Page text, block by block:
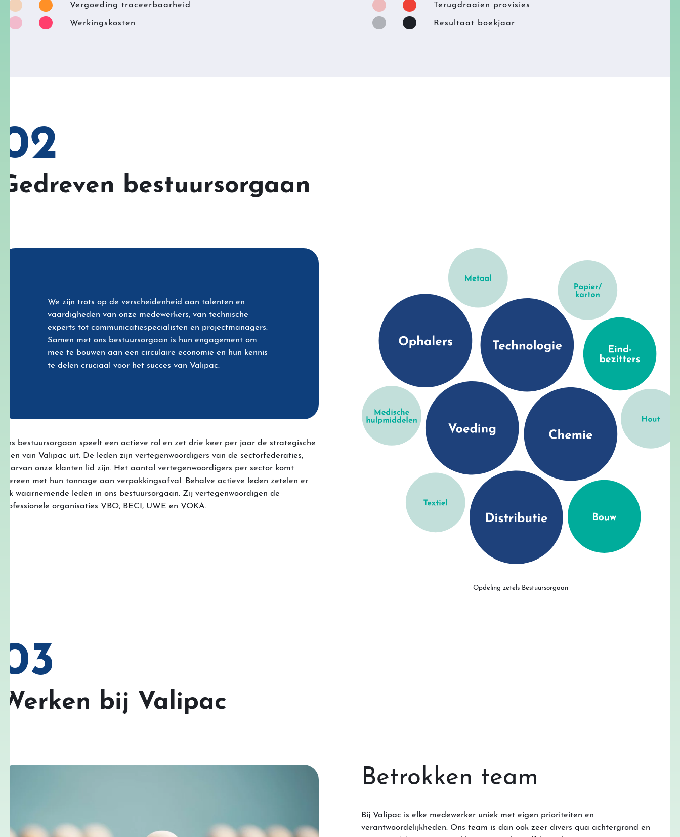
Vergoeding traceerbaarheid
Werkingskosten
Terugdraaien provisies
Resultaat boekjaar
02
Gedreven bestuursorgaan
We zijn trots op de verscheidenheid aan talenten en
vaardigheden van onze medewerkers, van technische
experts tot communicatiespecialisten en projectmanagers.
Samen met ons bestuursorgaan is hun engagement om
mee te bouwen aan een circulaire economie en hun kennis
te delen cruciaal voor het succes van Valipac.
Ons bestuursorgaan speelt een actieve rol en zet drie keer per jaar de strategische
lijnen van Valipac uit. De leden zijn vertegenwoordigers van de sectorfederaties,
waarvan onze klanten lid zijn. Het aantal vertegenwoordigers per sector komt
overeen met hun tonnage aan verpakkingsafval. Behalve actieve leden zetelen er
ook waarnemende leden in ons bestuursorgaan. Zij vertegenwoordigen de
professionele organisaties VBO, BECI, UWE en VOKA.
Opdeling zetels Bestuursorgaan
03
Werken bij Valipac
Betrokken team
Bij Valipac is elke medewerker uniek met eigen prioriteiten en
verantwoordelijkheden. Ons team is dan ook zeer divers qua achtergrond en